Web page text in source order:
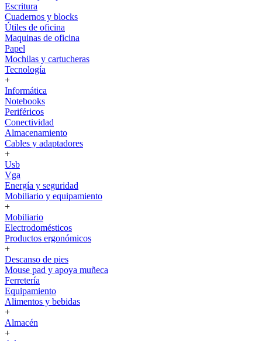
Escritura
Cuadernos y blocks
Útiles de oficina
Maquinas de oficina
Papel
Mochilas y cartucheras
Tecnología
+
Informática
Notebooks
Periféricos
Conectividad
Almacenamiento
Cables y adaptadores
+
Usb
Vga
Energía y seguridad
Mobiliario y equipamiento
+
Mobiliario
Electrodomésticos
Productos ergonómicos
+
Descanso de pies
Mouse pad y apoya muñeca
Ferretería
Equipamiento
Alimentos y bebidas
+
Almacén
+